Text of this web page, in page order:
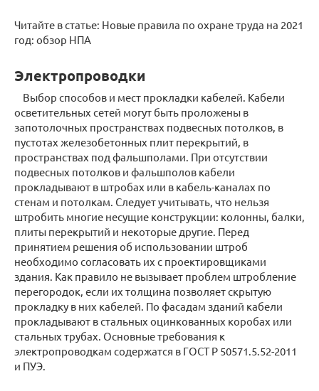
Читайте в статье: Новые правила по охране труда на 2021
год: обзор НПА
Электропроводки
Выбор способов и мест прокладки кабелей. Кабели
осветительных сетей могут быть проложены в
запотолочных пространствах подвесных потолков, в
пустотах железобетонных плит перекрытий, в
пространствах под фальшполами. При отсутствии
подвесных потолков и фальшполов кабели
прокладывают в штробах или в кабель-каналах по
стенам и потолкам. Следует учитывать, что нельзя
штробить многие несущие конструкции: колонны, балки,
плиты перекрытий и некоторые другие. Перед
принятием решения об использовании штроб
необходимо согласовать их с проектировщиками
здания. Как правило не вызывает проблем штробление
перегородок, если их толщина позволяет скрытую
прокладку в них кабелей. По фасадам зданий кабели
прокладывают в стальных оцинкованных коробах или
стальных трубах. Основные требования к
электропроводкам содержатся в ГОСТ Р 50571.5.52-2011
и ПУЭ.